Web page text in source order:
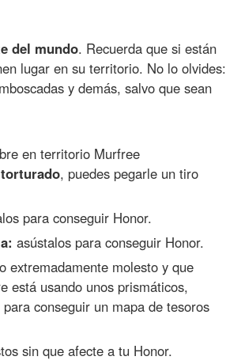
del mundo. Recuerda que si están
lugar en su territorio. No lo olvides:
y demás, salvo que sean
en territorio Murfree
, puedes pegarle un tiro
para conseguir Honor.
asústalos para conseguir Honor.
extremadamente molesto y que
está usando unos prismáticos,
para conseguir un mapa de tesoros
sin que afecte a tu Honor.